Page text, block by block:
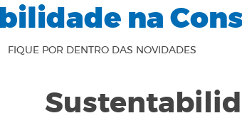
na
FIQUE POR DENTRO DAS NOVIDADES